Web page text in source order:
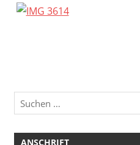
ANSCHRIFT